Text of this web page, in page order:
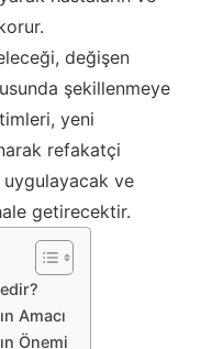
değişen
şekillenmeye
yeni
refakatçi
uygulayacak ve
getirecektir.
Amacı
Önemi